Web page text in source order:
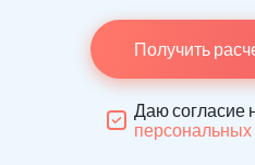
Получить
Даю согласие